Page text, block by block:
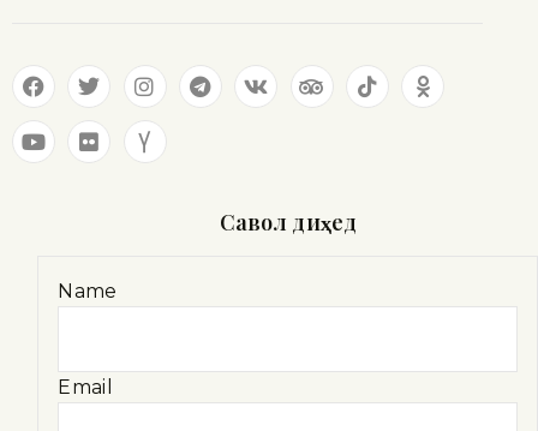
Савол диҳед
Name
Email